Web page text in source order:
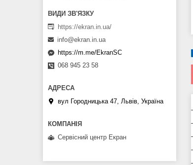
https://ekran.in.ua/
info@ekran.in.ua
https://m.me/EkranSC
068 945 23 58
вул Городницька 47, Львів, Україна
Сервісний центр Екран